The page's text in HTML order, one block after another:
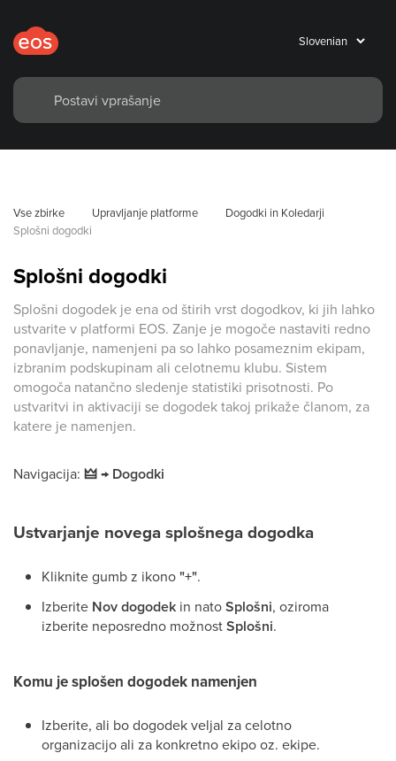
Vse zbirke Upravljanje platforme
Dogodki in Koledarji
Splošni dogodki
Splošni dogodki
Splošni dogodek je ena od štirih vrst dogodkov, ki jih lahko
ustvarite v platformi EOS. Zanje je mogoče nastaviti redno
ponavljanje, namenjeni pa so lahko posameznim ekipam,
izbranim podskupinam ali celotnemu klubu. Sistem
omogoča natančno sledenje statistiki prisotnosti. Po
ustvaritvi in aktivaciji se dogodek takoj prikaže članom, za
katere je namenjen.
Navigacija: 🜲 → Dogodki
Ustvarjanje novega splošnega dogodka
Kliknite gumb z ikono"+".
Izberite Nov dogodek in natoSplošni, oziroma
izberite neposredno možnostSplošni.
Komu je splošen dogodek namenjen
Izberite, ali bo dogodek veljal za celotno
organizacijo ali za konkretno ekipo oz. ekipe.